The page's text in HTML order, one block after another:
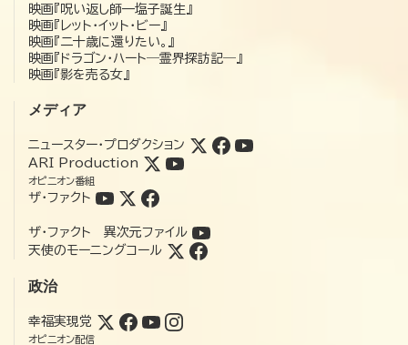
映画『呪い返し師—塩子誕生』
映画『レット・イット・ビー』
映画『二十歳に還りたい。』
映画『ドラゴン・ハート―霊界探訪記―』
映画『影を売る女』
メディア
ニュースター・プロダクション
ARI Production
オピニオン番組
ザ・ファクト
ザ・ファクト 異次元ファイル
天使のモーニングコール
政治
幸福実現党
オピニオン配信